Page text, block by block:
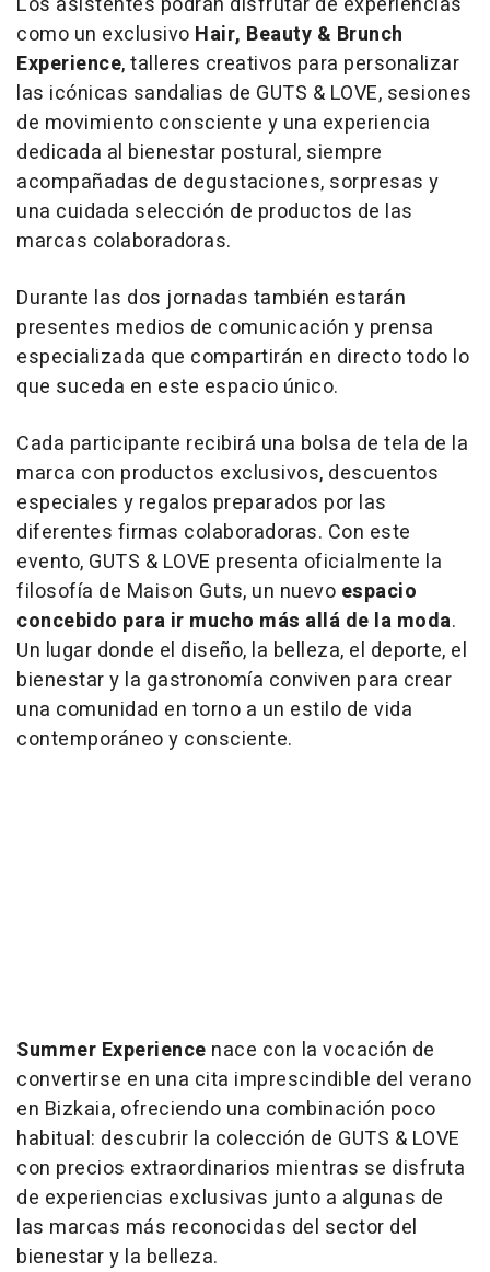
como un exclusivo Hair, Beauty & Brunch
Experience, talleres creativos para personalizar
las icónicas sandalias de GUTS & LOVE, sesiones
de movimiento consciente y una experiencia
dedicada al bienestar postural, siempre
acompañadas de degustaciones, sorpresas y
una cuidada selección de productos de las
marcas colaboradoras.
Durante las dos jornadas también estarán
presentes medios de comunicación y prensa
especializada que compartirán en directo todo lo
que suceda en este espacio único.
Cada participante recibirá una bolsa de tela de la
marca con productos exclusivos, descuentos
especiales y regalos preparados por las
diferentes firmas colaboradoras. Con este
evento, GUTS & LOVE presenta oficialmente la
filosofía de Maison Guts, un nuevo espacio
concebido para ir mucho más allá de la moda.
Un lugar donde el diseño, la belleza, el deporte, el
bienestar y la gastronomía conviven para crear
una comunidad en torno a un estilo de vida
contemporáneo y consciente.
Summer Experience nace con la vocación de
convertirse en una cita imprescindible del verano
en Bizkaia, ofreciendo una combinación poco
habitual: descubrir la colección de GUTS & LOVE
con precios extraordinarios mientras se disfruta
de experiencias exclusivas junto a algunas de
las marcas más reconocidas del sector del
bienestar y la belleza.